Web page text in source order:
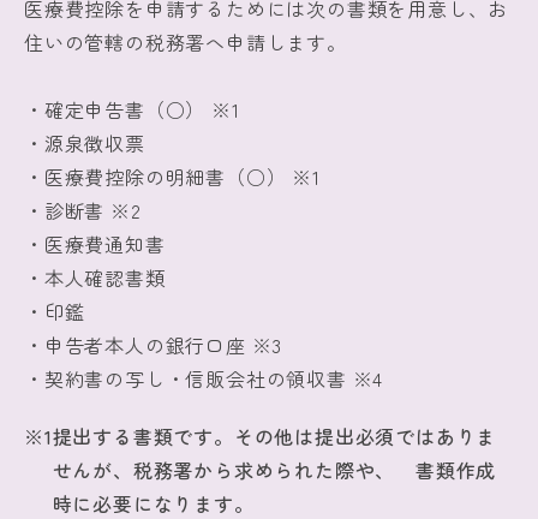
医療費控除を申請するためには次の書類を用意し、お
住いの管轄の税務署へ申請します。
・確定申告書（○） ※1
・源泉徴収票
・医療費控除の明細書（○） ※1
・診断書 ※2
・医療費通知書
・本人確認書類
・印鑑
・申告者本人の銀行口座 ※3
・契約書の写し・信販会社の領収書 ※4
※1提出する書類です。その他は提出必須ではありま
せんが、税務署から求められた際や、 書類作成
時に必要になります。